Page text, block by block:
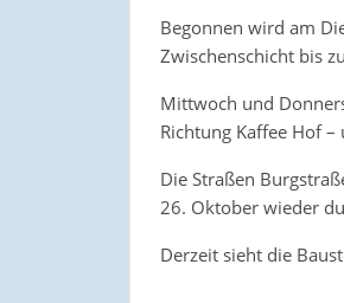
Begonnen wird am
Zwischenschicht bis
Mittwoch und
Richtung Kaffee Hof
Die Straßen
26. Oktober wieder
Derzeit sieht die